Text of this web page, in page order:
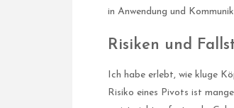
in Anwendung und
Risiken und
Ich habe erlebt, wie kluge
Risiko eines Pivots ist